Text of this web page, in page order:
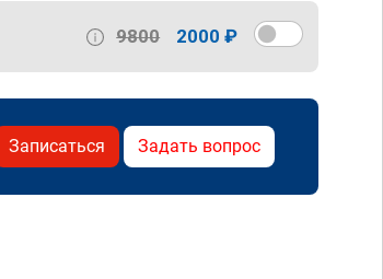
9800 2000 ₽
Записаться Задать вопрос